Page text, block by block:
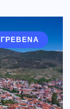
ΓΡΕΒΕΝΑ